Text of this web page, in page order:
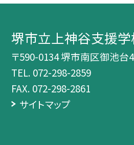
堺市立上神谷支援
〒590-0134 堺市南区御池台
TEL. 072-298-2859
FAX. 072-298-2861
サイトマップ